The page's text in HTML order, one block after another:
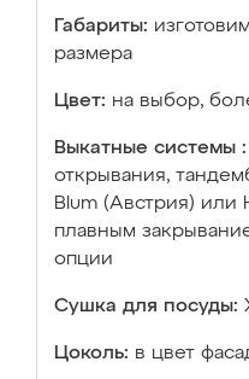
Габариты:
размера
Цвет: на выбор,
Выкатные системы :
открывания,
Blum (Австрия) или
плавным
опции
Сушка для посуды:
Цоколь: в цвет